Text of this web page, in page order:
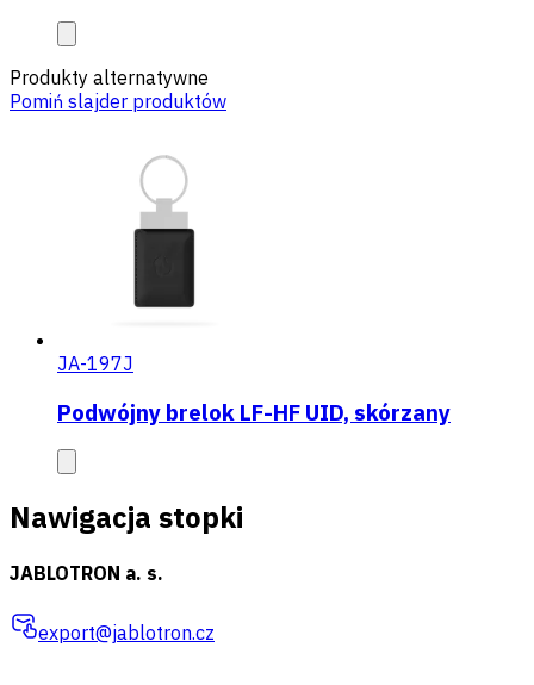
Produkty alternatywne
Pomiń slajder produktów
JA-197J
Podwójny brelok LF-HF UID, skórzany
Nawigacja stopki
JABLOTRON a. s.
export@jablotron.cz